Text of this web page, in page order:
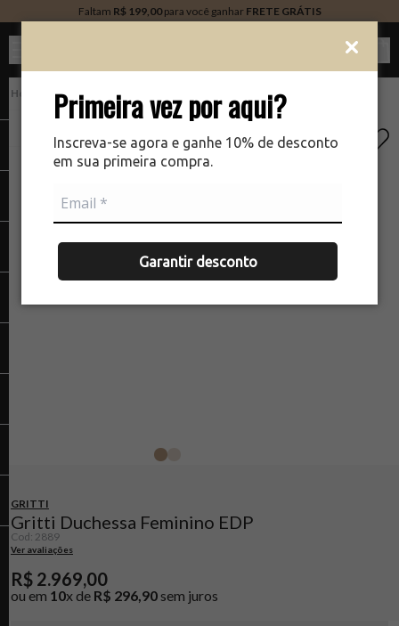
Primeira vez por aqui?
Inscreva-se agora e ganhe 10% de desconto
em sua primeira compra.
Garantir desconto
Faltam R$ 199,00para você ganhar FRETE GRÁTIS
Alta Perfumaria
GRITTI
Gritti Duchessa Feminino EDP
Cod: 2889
Ver avaliações
R$ 2.969,00
ou em 10x de R$ 296,90 sem juros